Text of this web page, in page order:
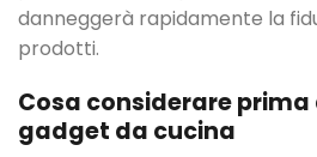
danneggerà rapidamente la
prodotti.
Cosa considerare
gadget da cucina